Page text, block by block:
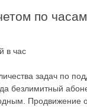
по часам
в час
задач по
безлимитный
Продвижение